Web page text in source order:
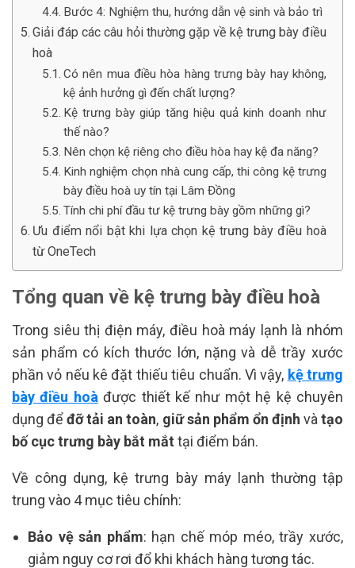
Bước 4: Nghiệm thu, hướng dẫn vệ sinh và bảo trì
Giải đáp các câu hỏi thường gặp về kệ trưng bày điều
hoà
Có nên mua điều hòa hàng trưng bày hay không,
kệ ảnh hưởng gì đến chất lượng?
Kệ trưng bày giúp tăng hiệu quả kinh doanh như
thế nào?
Nên chọn kệ riêng cho điều hòa hay kệ đa năng?
Kinh nghiệm chọn nhà cung cấp, thi công kệ trưng
bày điều hoà uy tín tại Lâm Đồng
Tính chi phí đầu tư kệ trưng bày gồm những gì?
Ưu điểm nổi bật khi lựa chọn kệ trưng bày điều hoà
từ OneTech
Tổng quan về kệ trưng bày điều hoà
Trong siêu thị điện máy, điều hoà máy lạnh là nhóm
sản phẩm có kích thước lớn, nặng và dễ trầy xước
phần vỏ nếu kê đặt thiếu tiêu chuẩn. Vì vậy, kệ trưng
bày điều hoà được thiết kế như một hệ kệ chuyên
dụng đểđỡ tải an toàn, giữ sản phẩm ổn định vàtạo
bố cục trưng bày bắt mắt tại điểm bán.
Về công dụng, kệ trưng bày máy lạnh thường tập
trung vào 4 mục tiêu chính:
Bảo vệ sản phẩm: hạn chế móp méo, trầy xước,
giảm nguy cơ rơi đổ khi khách hàng tương tác.